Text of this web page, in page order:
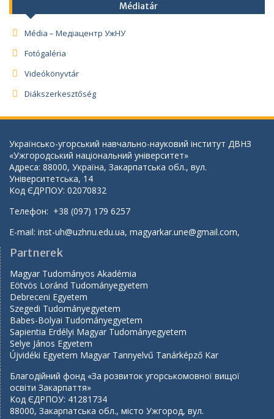
Médiatár
Média – Медіацентр УжНУ
Fotógaléria
Videókönyvtár
Diákszerkesztőség
Українсько-угорський навчально-науковий інститут ДВНЗ
«Ужгородський національний університет»
Адреса: 88000, Україна, Закарпатська обл., вул.
Університетська, 14
Код ЄДРПОУ: 02070832
Телефон: +38 (097) 179 6257
E-mail: inst-uh@uzhnu.edu.ua, magyarkar.une@gmail.com,
Partnerek
Magyar Tudományos Akadémia
Eötvös Loránd Tudományegyetem
Debreceni Egyetem
Szegedi Tudományegyetem
Babes-Bolyai Tudományegyetem
Sapientia Erdélyi Magyar Tudományegyetem
Selye János Egyetem
Újvidéki Egyetem Magyar Tannyelvű Tanárképző Kar
Благодійний фонд «За розвиток угорськомовної вищої
освіти Закарпаття»
Код ЄДРПОУ: 41281734
88000, Закарпатська обл., місто Ужгород, вул.